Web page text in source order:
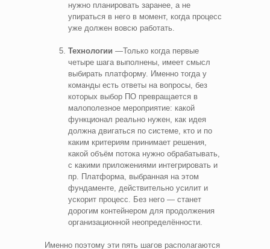
нужно планировать заранее, а не
упираться в него в момент, когда процесс
уже должен вовсю работать.
Технологии —Только когда первые
четыре шага выполнены, имеет смысл
выбирать платформу. Именно тогда у
команды есть ответы на вопросы, без
которых выбор ПО превращается в
малополезное мероприятие: какой
функционал реально нужен, как идея
должна двигаться по системе, кто и по
каким критериям принимает решения,
какой объём потока нужно обрабатывать,
с какими приложениями интегрировать и
пр. Платформа, выбранная на этом
фундаменте, действительно усилит и
ускорит процесс. Без него — станет
дорогим контейнером для продолжения
организационной неопределённости.
Именно поэтому эти пять шагов располагаются